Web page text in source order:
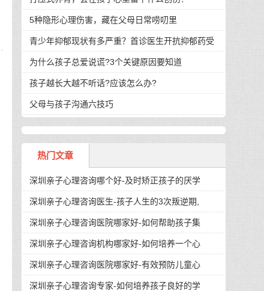
5种隐形心理伤害，藏在父母日常唠叨里
青少年抑郁现状有多严重？首诊医生开抗抑郁药受
为什么孩子总爱说谎?3个关键原因要知道
孩子越长大越不听话?应该怎么办?
父母与孩子沟通六技巧
热门文章
深圳亲子心理咨询哪个好-及时矫正孩子的厌学
深圳亲子心理咨询医生-孩子人生的3次叛逆期,
深圳亲子心理咨询医院哪家好-如何帮助孩子集
深圳亲子心理咨询机构哪家好-如何培养一个心
深圳亲子心理咨询医院哪家好-有效预防儿童心
深圳亲子心理咨询专家-如何培养孩子良好的学